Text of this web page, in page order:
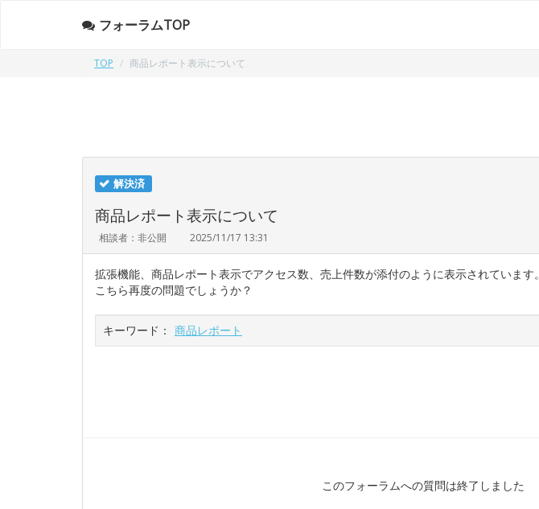
フォーラムTOP
TOP 商品レポート表示について
解決済
商品レポート表示について
相談者：非公開 2025/11/17 13:31
拡張機能、商品レポート表示でアクセス数、売上件数が添付のように表示されています。
こちら再度の問題でしょうか？
キーワード： 商品レポート
このフォーラムへの質問は終了しました